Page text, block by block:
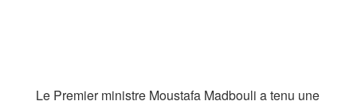
Le Premier ministre Moustafa Madbouli a tenu une